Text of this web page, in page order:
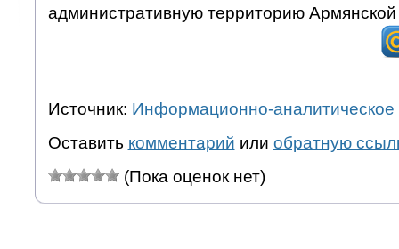
административную территорию
Источник: Информационно-аналитическое
Оставить комментарий или обратную
(Пока оценок нет)